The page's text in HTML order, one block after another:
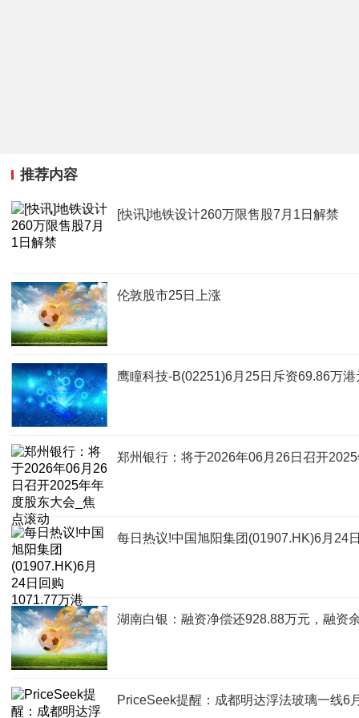
推荐内容
[快讯]地铁设计260万限售股7月1日解禁
伦敦股市25日上涨
鹰瞳科技-B(02251)6月25日斥资69.86万
郑州银行：将于2026年06月26日召开
每日热议!中国旭阳集团(01907.HK)6月24
湖南白银：融资净偿还928.88万元，融资
PriceSeek提醒：成都明达浮法玻璃一线6